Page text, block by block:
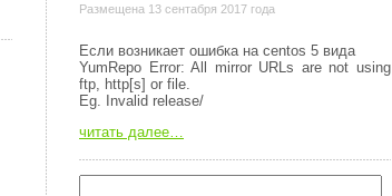
Размещена 13 сентабря 2017 года
Если возникает ошибка на centos 5 вида
YumRepo Error: All mirror URLs are not using
ftp, http[s] or file.
Eg. Invalid release/
читать далее…